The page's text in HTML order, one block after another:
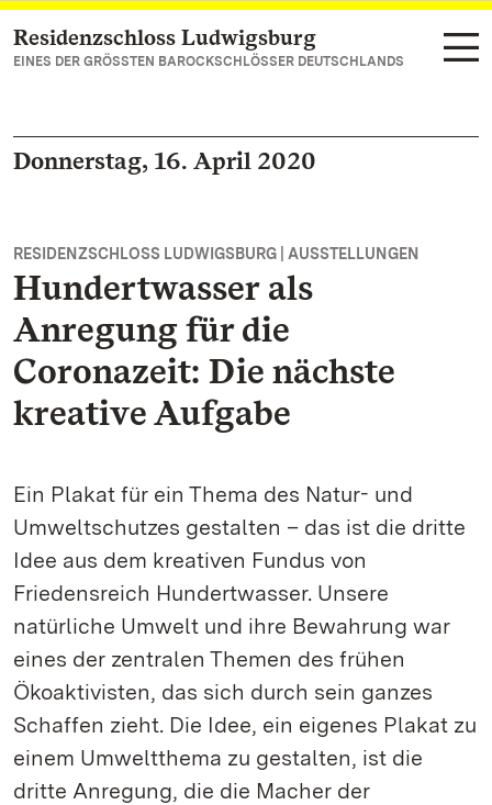
Zum Hauptinhalt springen
Residenzschloss Ludwigsburg
EINES DER GRÖSSTEN BAROCKSCHLÖSSER DEUTSCHLANDS
Donnerstag, 16. April 2020
RESIDENZSCHLOSS LUDWIGSBURG | AUSSTELLUNGEN
Hundertwasser als
Anregung für die
Coronazeit: Die nächste
kreative Aufgabe
Ein Plakat für ein Thema des Natur- und
Umweltschutzes gestalten – das ist die dritte
Idee aus dem kreativen Fundus von
Friedensreich Hundertwasser. Unsere
natürliche Umwelt und ihre Bewahrung war
eines der zentralen Themen des frühen
Ökoaktivisten, das sich durch sein ganzes
Schaffen zieht. Die Idee, ein eigenes Plakat zu
einem Umweltthema zu gestalten, ist die
dritte Anregung, die die Macher der